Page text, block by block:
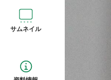
サムネイル